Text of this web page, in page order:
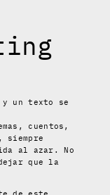
y un texto se
cuentos,
siempre
al azar. No
que la